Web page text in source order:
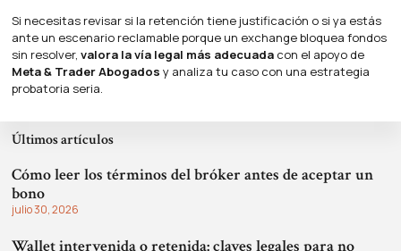
Últimos artículos
Cómo leer los términos del bróker antes de aceptar un
bono
julio 30, 2026
Wallet intervenida o retenida: claves legales para no
Si necesitas revisar si la retención tiene justificación o si ya estás
ante un escenario reclamable porque un exchange bloquea fondos
sin resolver, valora la vía legal más adecuada con el apoyo de
Meta & Trader Abogados y analiza tu caso con una estrategia
probatoria seria.